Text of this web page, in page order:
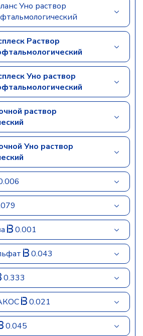
Уно раствор
Раствор
Уно раствор
раствор
Уно раствор
0.001
0.043
0.333
0.021
0.045